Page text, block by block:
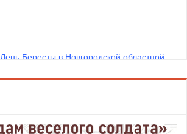
День Бересты в Новгородской областной